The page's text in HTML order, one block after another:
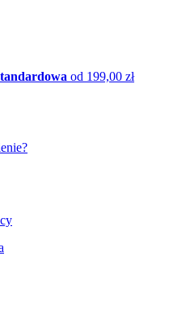
od 199,00 zł